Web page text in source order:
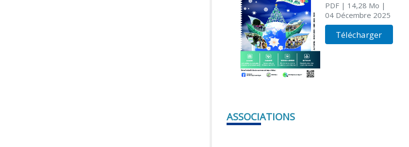
PDF| 14,28 Mo |
04 Décembre 2025
Télécharger
ASSOCIATIONS